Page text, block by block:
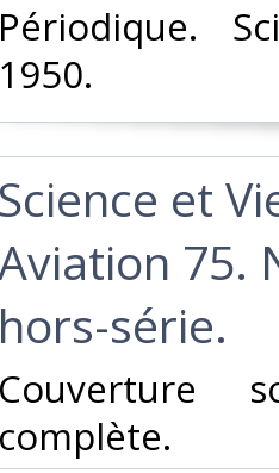
‎Périodique.
1950.‎
‎Science et
75.
hors-série.‎
‎Couverture
complète.‎